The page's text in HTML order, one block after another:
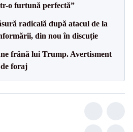
o furtună perfectă”
radicală după atacul de la
din nou în discuție
frână lui Trump. Avertisment
foraj